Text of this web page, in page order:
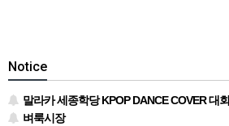
Notice
말라카 세종학당 KPOP DANCE COVER 대회
벼룩시장